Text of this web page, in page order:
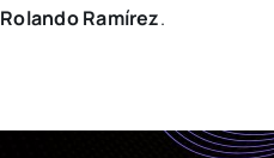
Rolando Ramírez.